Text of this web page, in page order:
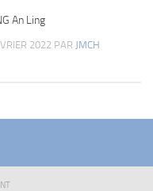
An Ling
2022 PAR JMCH